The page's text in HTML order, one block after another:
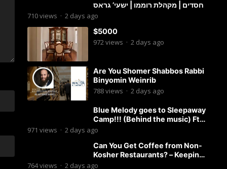
חסדים | מקהלת רוממו | ישעי’ גראס
710views · 2 days ago
$5000
972views · 2 days ago
Are You Shomer Shabbos Rabbi
Binyomin Weinrib
788views · 2 days ago
Blue Melody goes to Sleepaway
Camp!!! (Behind the music) Ft.
Dovid Berger and Chaim Brown
971 views · 2 days ago
Can You Get Coffee from Non-
Kosher Restaurants? – Keeping
it Kosher Clips
764views · 2 days ago